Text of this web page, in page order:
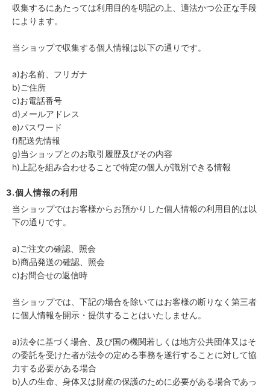
収集するにあたっては利用目的を明記の上、適法かつ公正な手段
によります。
当ショップで収集する個人情報は以下の通りです。
a)お名前、フリガナ
b)ご住所
c)お電話番号
d)メールアドレス
e)パスワード
f)配送先情報
g)当ショップとのお取引履歴及びその内容
h)上記を組み合わせることで特定の個人が識別できる情報
3.個人情報の利用
当ショップではお客様からお預かりした個人情報の利用目的は以
下の通りです。
a)ご注文の確認、照会
b)商品発送の確認、照会
c)お問合せの返信時
当ショップでは、下記の場合を除いてはお客様の断りなく第三者
に個人情報を開示・提供することはいたしません。
a)法令に基づく場合、及び国の機関若しくは地方公共団体又はそ
の委託を受けた者が法令の定める事務を遂行することに対して協
力する必要がある場合
b)人の生命、身体又は財産の保護のために必要がある場合であっ